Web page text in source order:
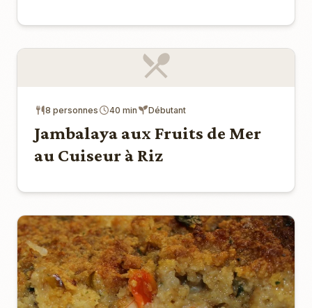
8 personnes 40 min Débutant
Jambalaya aux Fruits de Mer
au Cuiseur à Riz